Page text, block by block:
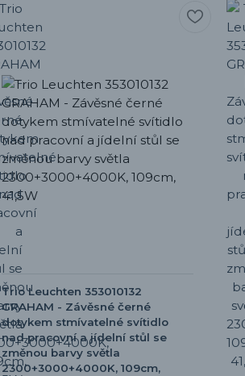
Trio Leuchten 353010132
GRAHAM - Závěsné černé
dotykem stmívatelné svítidlo
nad pracovní a jídelní stůl se
změnou barvy světla
2300+3000+4000K, 109cm,